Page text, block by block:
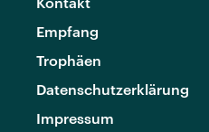
Empfang
Trophäen
Datenschutzerklärung
Impressum